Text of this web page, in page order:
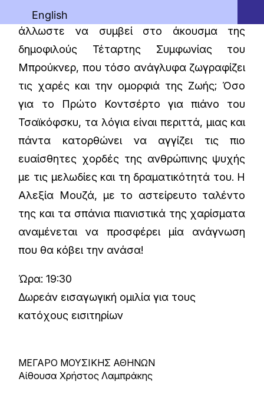
English
φιλόμουσο κοινό! Τι άλλο θα μπορούσε
άλλωστε να συμβεί στο άκουσμα της
δημοφιλούς Τέταρτης Συμφωνίας του
Μπρούκνερ, που τόσο ανάγλυφα ζωγραφίζει
τις χαρές και την ομορφιά της Ζωής; Όσο
για το Πρώτο Κοντσέρτο για πιάνο του
Τσαϊκόφσκυ, τα λόγια είναι περιττά, μιας και
πάντα κατορθώνει να αγγίζει τις πιο
ευαίσθητες χορδές της ανθρώπινης ψυχής
με τις μελωδίες και τη δραματικότητά του. Η
Αλεξία Μουζά, με το αστείρευτο ταλέντο
της και τα σπάνια πιανιστικά της χαρίσματα
αναμένεται να προσφέρει μία ανάγνωση
που θα κόβει την ανάσα!
Ώρα: 19:30
Δωρεάν εισαγωγική ομιλία για τους
κατόχους εισιτηρίων
ΜΕΓΑΡΟ ΜΟΥΣΙΚΗΣ ΑΘΗΝΩΝ
Αίθουσα Χρήστος Λαμπράκης